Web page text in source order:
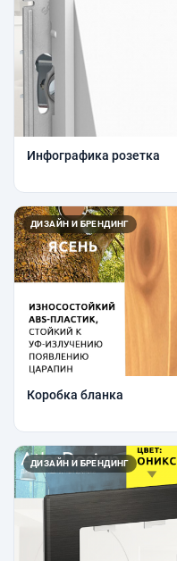
Инфографика розетка
ДИЗАЙН И БРЕНДИНГ
Коробка бланка
ДИЗАЙН И БРЕНДИНГ